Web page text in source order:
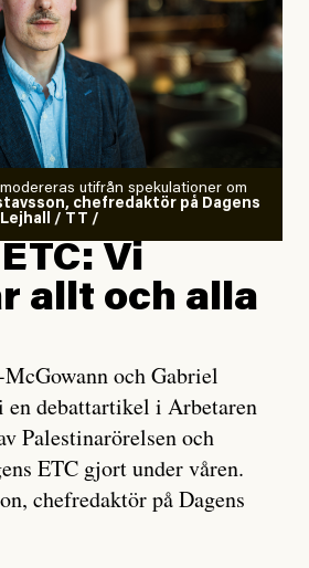
utifrån spekulationer om
chefredaktör på Dagens
Lejhall / TT /
Vi
allt och alla
och Gabriel
debattartikel i Arbetaren
Palestinarörelsen och
ETC gjort under våren.
chefredaktör på Dagens